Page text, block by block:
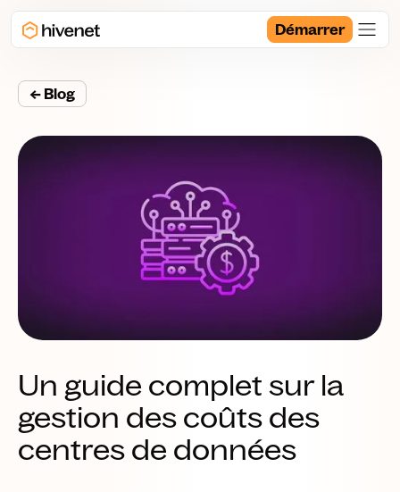
Démarrer
← Blog
Un guide complet sur la
gestion des coûts des
centres de données